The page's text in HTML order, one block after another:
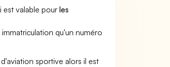
est valable pourles
qu'un numéro
sportive alors il est